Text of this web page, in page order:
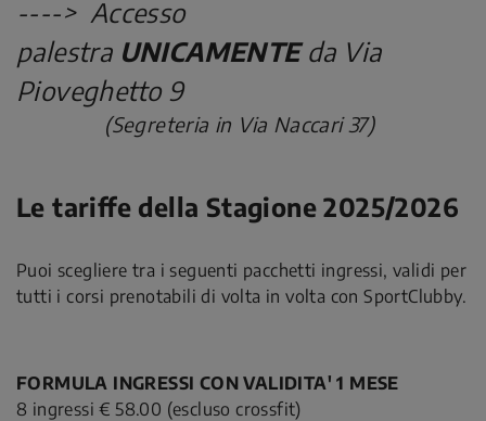
----> Accesso
palestra UNICAMENTEda Via
Pioveghetto 9
(Segreteria in Via Naccari 37)
Le tariffe della Stagione 2025/2026
Puoi scegliere tra i seguenti pacchetti ingressi, validi per
tutti i corsi prenotabili di volta in volta con SportClubby.
FORMULA INGRESSI CON VALIDITA' 1 MESE
8 ingressi € 58.00 (escluso crossfit)